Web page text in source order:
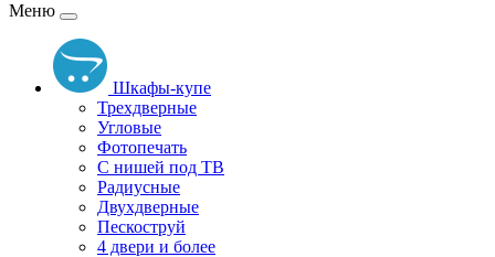
Меню
Шкафы-купе
Трехдверные
Угловые
Фотопечать
С нишей под ТВ
Радиусные
Двухдверные
Пескоструй
4 двери и более